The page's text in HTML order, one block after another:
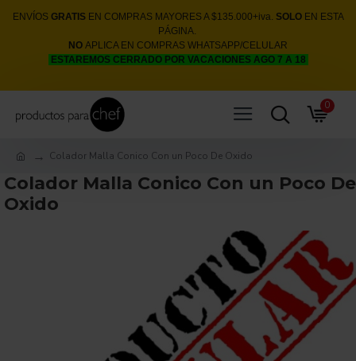
ENVÍOS GRATISEN COMPRAS MAYORES A $135.000+iva. SOLOEN ESTA
PÁGINA.
NO APLICA EN COMPRAS WHATSAPP/CELULAR
ESTAREMOS CERRADO POR VACACIONES AGO 7 A 18
0
Colador Malla Conico Con un Poco De Oxido
Colador Malla Conico Con un Poco De
Oxido